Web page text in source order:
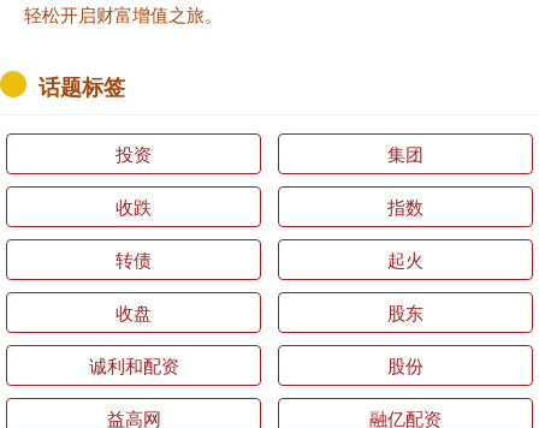
轻松开启财富增值之旅。
话题标签
投资 集团
收跌 指数
转债 起火
收盘 股东
诚利和配资 股份
益高网 融亿配资